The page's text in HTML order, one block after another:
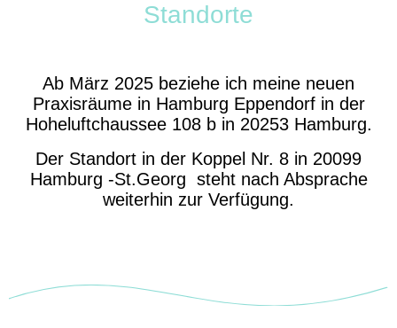
Standorte
Ab März 2025 beziehe ich meine neuen
Praxisräume in Hamburg Eppendorf in der
Hoheluftchaussee 108 b in 20253 Hamburg.
Der Standort in der Koppel Nr. 8 in 20099
Hamburg -St.Georg steht nach Absprache
weiterhin zur Verfügung.